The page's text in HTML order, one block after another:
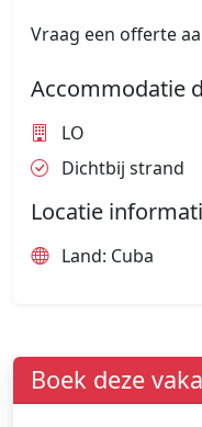
Vraag een offerte
Accommodatie
LO
Dichtbij strand
Locatie
Land: Cuba
Boek deze